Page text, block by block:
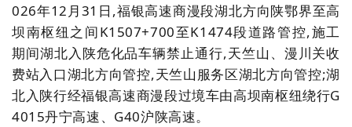
026年12月31日,福银高速商漫段湖北方向陕鄂界至高
坝南枢纽之间K1507+700至K1474段道路管控,施工
期间湖北入陕危化品车辆禁止通行,天竺山、漫川关收
费站入口湖北方向管控,天竺山服务区湖北方向管控;湖
北入陕行经福银高速商漫段过境车由高坝南枢纽绕行G
4015丹宁高速、G40沪陕高速。